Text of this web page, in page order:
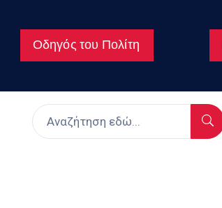
Οδηγός του Πολίτη